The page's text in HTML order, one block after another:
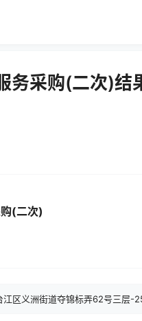
采购(二次)结
(二次)
江区义洲街道夺锦标弄62号三层-